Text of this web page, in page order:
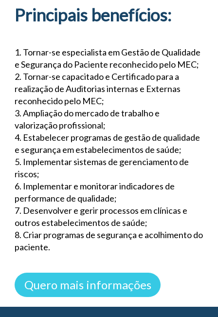
Principais benefícios:
1. Tornar-se especialista em Gestão de Qualidade
e Segurança do Paciente reconhecido pelo MEC;
2. Tornar-se capacitado e Certificado para a
realização de Auditorias internas e Externas
reconhecido pelo MEC;
3. Ampliação do mercado de trabalho e
valorização profissional;
4. Estabelecer programas de gestão de qualidade
e segurança em estabelecimentos de saúde;
5. Implementar sistemas de gerenciamento de
riscos;
6. Implementar e monitorar indicadores de
performance de qualidade;
7. Desenvolver e gerir processos em clínicas e
outros estabelecimentos de saúde;
8. Criar programas de segurança e acolhimento do
paciente.
Quero mais informações